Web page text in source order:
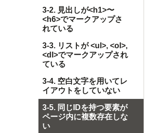
3-2. 見出しが<h1>〜
<h6>でマークアップさ
れている
3-3. リストが <ul>, <ol>,
<dl>でマークアップされ
ている
3-4. 空白文字を用いてレ
イアウトをしていない
3-5. 同じIDを持つ要素が
ページ内に複数存在しな
い